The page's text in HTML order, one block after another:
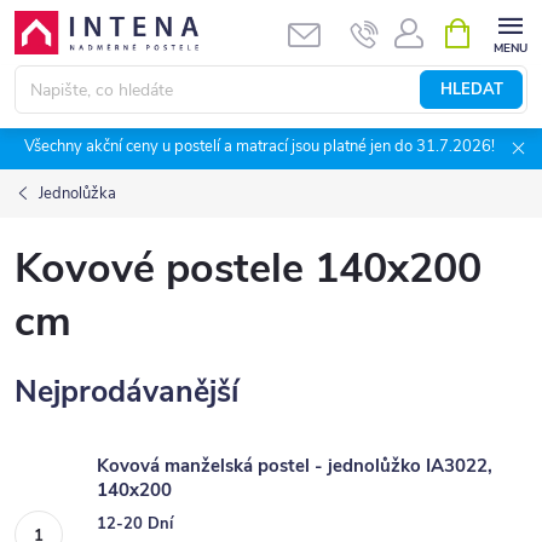
Přejít
obsah
HLEDAT
NÁKUPNÍ
KOŠÍK
Všechny akční ceny u postelí a matrací jsou platné jen do 31.7.2026!
Jednolůžka
Kovové postele 140x200
cm
Nejprodávanější
Kovová manželská postel - jednolůžko IA3022,
140x200
12-20 Dní